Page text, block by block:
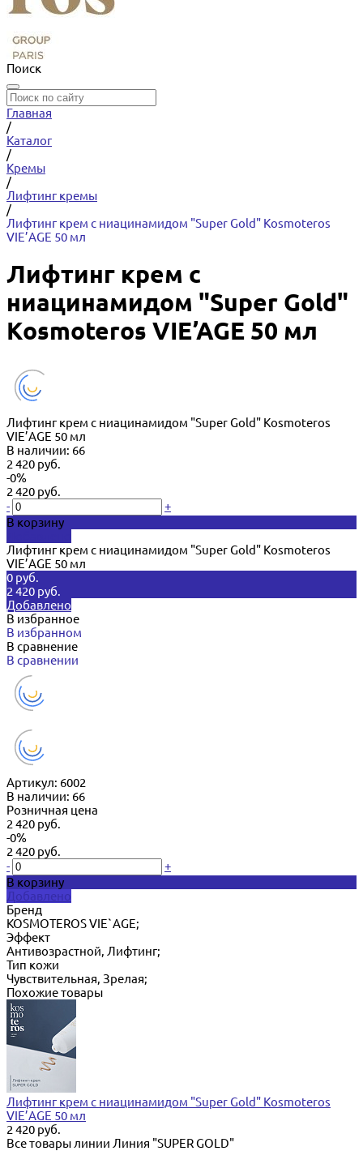
Поиск
Главная
/
Каталог
/
Кремы
/
Лифтинг кремы
/
Лифтинг крем с ниацинамидом "Super Gold" Kosmoteros
VIE’AGE 50 мл
Лифтинг крем с
ниацинамидом "Super Gold"
Kosmoteros VIE’AGE 50 мл
Лифтинг крем с ниацинамидом "Super Gold" Kosmoteros
VIE’AGE 50 мл
В наличии: 66
2 420 руб.
-0%
2 420 руб.
-
+
В корзину
Лифтинг крем с ниацинамидом "Super Gold" Kosmoteros
VIE’AGE 50 мл
0 руб.
2 420 руб.
Добавлено
В избранное
В избранном
В сравнение
В сравнении
Артикул: 6002
В наличии: 66
Розничная цена
2 420 руб.
-0%
2 420 руб.
-
+
В корзину
Добавлено
Бренд
KOSMOTEROS VIE`AGE;
Эффект
Антивозрастной, Лифтинг;
Тип кожи
Чувствительная, Зрелая;
Похожие товары
Лифтинг крем с ниацинамидом "Super Gold" Kosmoteros
VIE’AGE 50 мл
2 420 руб.
Все товары линии Линия "SUPER GOLD"